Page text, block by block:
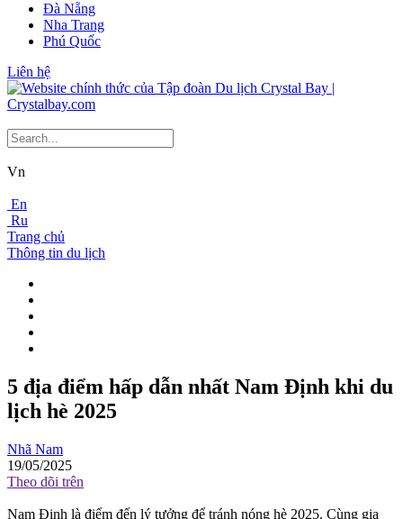
Đà Nẵng
Nha Trang
Phú Quốc
Liên hệ
Vn
En
Ru
Trang chủ
Thông tin du lịch
5 địa điểm hấp dẫn nhất Nam Định khi du
lịch hè 2025
Nhã Nam
19/05/2025
Theo dõi trên
Nam Định là điểm đến lý tưởng để tránh nóng hè 2025. Cùng gia